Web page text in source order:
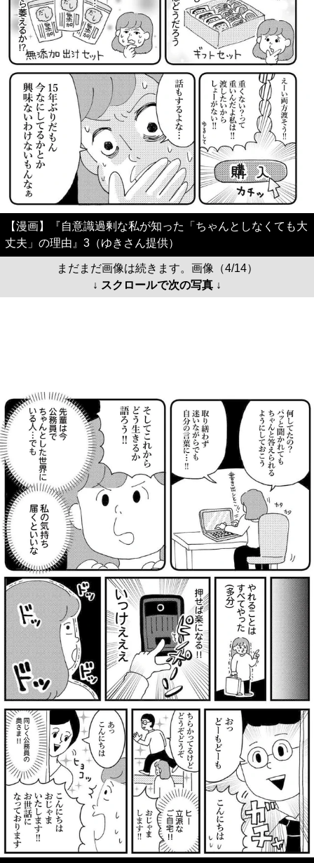
【漫画】『自意識過剰な私が知った「ちゃんとしなくても大
丈夫」の理由』3（ゆきさん提供）
まだまだ画像は続きます。画像（4/14）
↓ スクロールで次の写真 ↓